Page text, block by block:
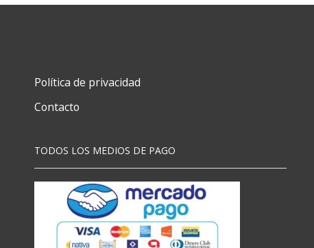
Política de privacidad
Contacto
TODOS LOS MEDIOS DE PAGO